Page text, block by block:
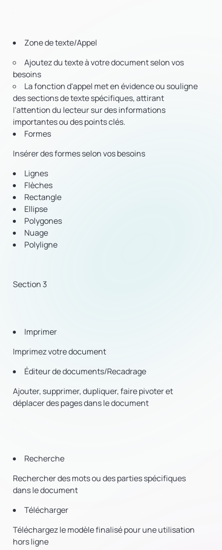
Zone de texte/Appel
Ajoutez du texte à votre document selon vos
besoins
La fonction d'appel met en évidence ou souligne
des sections de texte spécifiques, attirant
l'attention du lecteur sur des informations
importantes ou des points clés.
Formes
Insérer des formes selon vos besoins
Lignes
Flèches
Rectangle
Ellipse
Polygones
Nuage
Polyligne
Section 3
Imprimer
Imprimez votre document
Éditeur de documents/Recadrage
Ajouter, supprimer, dupliquer, faire pivoter et
déplacer des pages dans le document
Recherche
Rechercher des mots ou des parties spécifiques
dans le document
Télécharger
Téléchargez le modèle finalisé pour une utilisation
hors ligne